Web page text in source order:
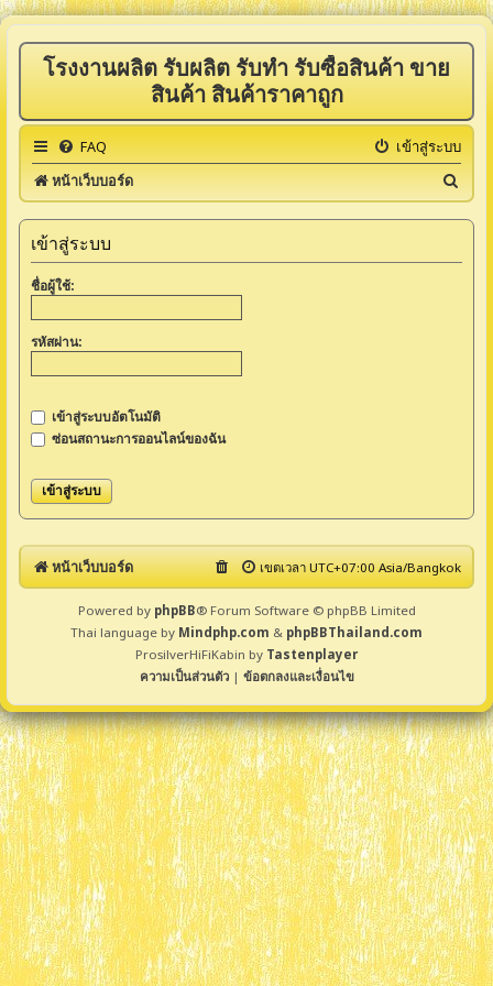
โรงงานผลิต รับผลิต รับทำ รับซื้อสินค้า ขาย
สินค้า สินค้าราคาถูก
FAQ
เข้าสู่ระบบ
หน้าเว็บบอร์ด
น
า
เข้าสู่ระบบ
ชื่อผู้ใช้:
รหัสผ่าน:
เข้าสู่ระบบอัตโนมัติ
ซ่อนสถานะการออนไลน์ของฉัน
หน้าเว็บบอร์ด เขตเวลา UTC+07:00 Asia/Bangkok
Powered by phpBB® Forum Software © phpBB Limited
Thai language by Mindphp.com & phpBBThailand.com
ProsilverHiFiKabin by Tastenplayer
ความเป็นส่วนตัว| ข้อตกลงและเงื่อนไข